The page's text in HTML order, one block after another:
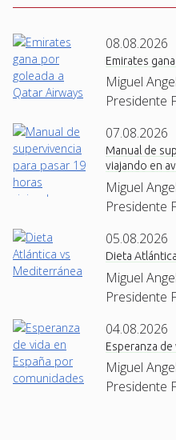
08.08.2026
Emirates
Miguel
Presidente
07.08.2026
Manual de
viajando en
Miguel
Presidente
05.08.2026
Dieta
Miguel
Presidente
04.08.2026
Esperanza
Miguel
Presidente